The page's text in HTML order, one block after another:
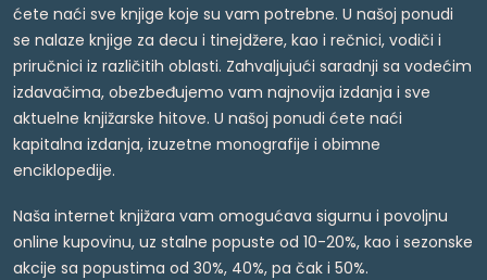
ćete naći sve knjige koje su vam potrebne. U našoj ponudi
se nalaze knjige za decu i tinejdžere, kao i rečnici, vodiči i
priručnici iz različitih oblasti. Zahvaljujući saradnji sa vodećim
izdavačima, obezbeđujemo vam najnovija izdanja i sve
aktuelne knjižarske hitove. U našoj ponudi ćete naći
kapitalna izdanja, izuzetne monografije i obimne
enciklopedije.
Naša internet knjižara vam omogućava sigurnu i povoljnu
online kupovinu, uz stalne popuste od 10-20%, kao i sezonske
akcije sa popustima od 30%, 40%, pa čak i 50%.